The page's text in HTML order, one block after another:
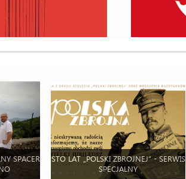
SPACER
STO LAT „POLSKI ZBROJNEJ” - SERWIS
SPECJALNY